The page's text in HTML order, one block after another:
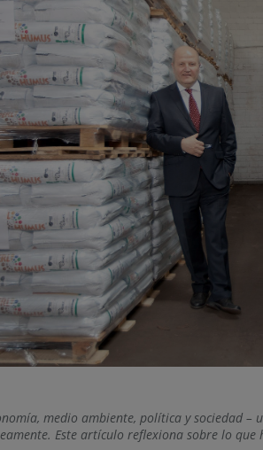
medio ambiente, política y sociedad
Este artículo reflexiona sobre lo